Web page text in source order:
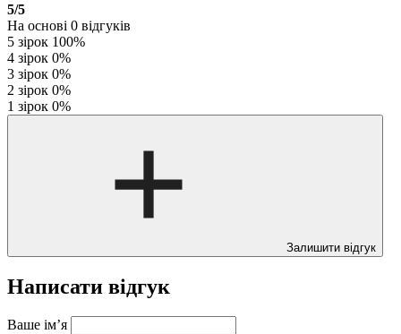
5/5
На основі 0 відгуків
5 зірок 100%
4 зірок 0%
3 зірок 0%
2 зірок 0%
1 зірок 0%
Залишити відгук
Написати відгук
Ваше ім’я